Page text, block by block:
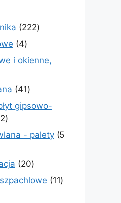
222222
44
produkty
i okienne,
4141
gipsowo-
22
produkty- palety 5
2020
produktów
1111